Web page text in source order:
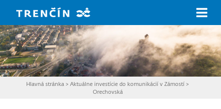
Hlavná stránka >Aktuálne investície do komunikácií v Zámostí >
Orechovská